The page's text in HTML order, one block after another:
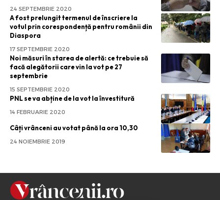
24 SEPTEMBRIE 2020
A fost prelungit termenul de înscriere la
votul prin corespondență pentru românii din
Diaspora
17 SEPTEMBRIE 2020
Noi măsuri în starea de alertă: ce trebuie să
facă alegătorii care vin la vot pe 27
septembrie
15 SEPTEMBRIE 2020
PNL se va abține de la vot la învestitură
14 FEBRUARIE 2020
Câți vrânceni au votat până la ora 10,30
24 NOIEMBRIE 2019